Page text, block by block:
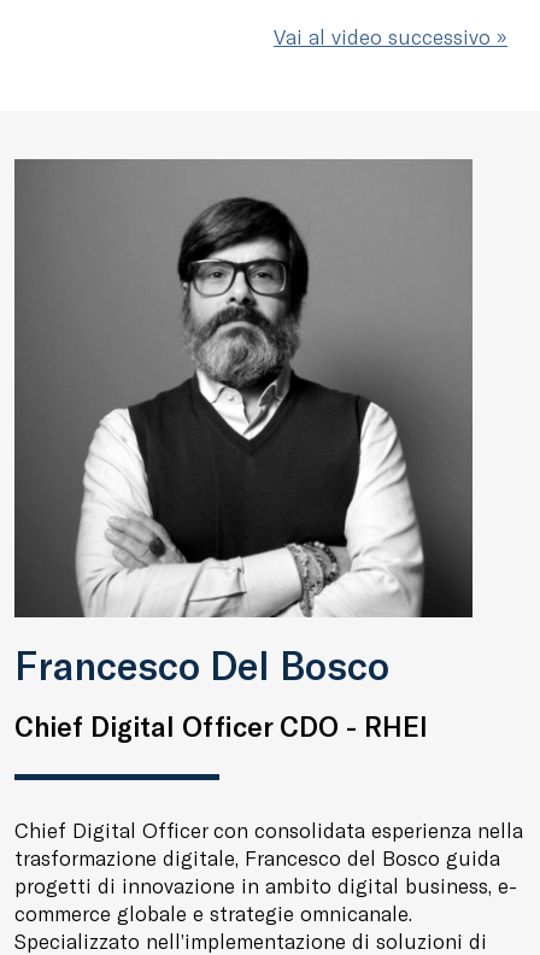
Vai al video successivo »
Francesco Del Bosco
Chief Digital Officer CDO - RHEI
Chief Digital Officer con consolidata esperienza nella
trasformazione digitale, Francesco del Bosco guida
progetti di innovazione in ambito digital business, e-
commerce globale e strategie omnicanale.
Specializzato nell’implementazione di soluzioni di